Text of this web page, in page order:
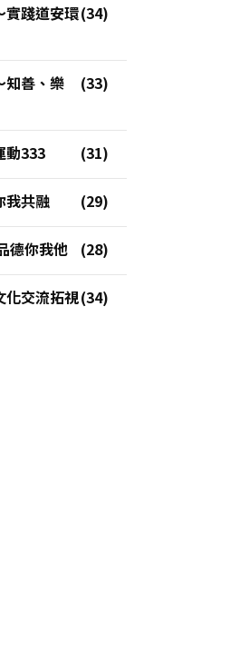
實踐道安環
知善、樂
動333
我共融
德你我他
化交流拓視